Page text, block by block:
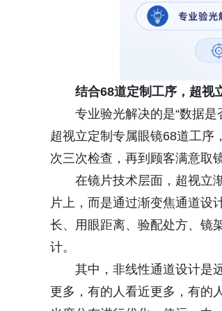
结合68道定制工序，超视
专业验光解决的是“数据
超视立定制专属眼镜68道工序
次三次检查，再到顾客满意取
在镜片技术层面，超视立
片上，而是通过渐变焦通道设
长、用眼距离、验配处方、镜
计。
其中，非线性通道设计是
更多，有的人看近更多，有的